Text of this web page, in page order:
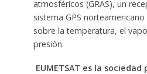
atmosféricos (GRAS), un
sistema GPS
sobre la temperatura, el
presión.
EUMETSAT es la